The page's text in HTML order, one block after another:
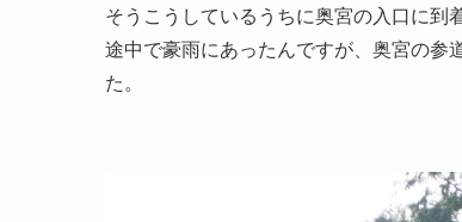
そうこうしているうちに奥宮の入口に到着
途中で豪雨にあったんですが、奥宮の参
た。